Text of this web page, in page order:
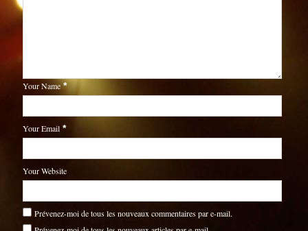
Your Name *
Your Email *
Your Website
Prévenez-moi de tous les nouveaux commentaires par e-mail.